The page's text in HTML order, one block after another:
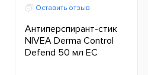
Оставить отзыв
Антиперспирант-стик
NIVEA Derma Control
Defend 50 мл ЕС